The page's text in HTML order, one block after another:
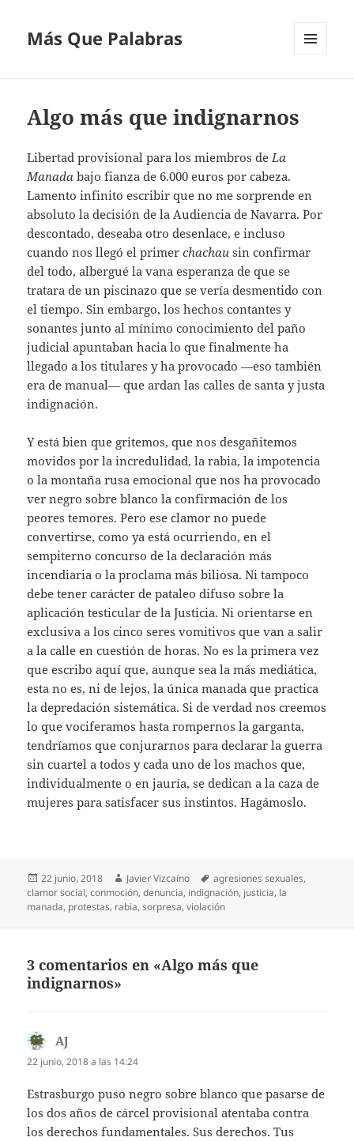
Más Que Palabras
Algo más que indignarnos
Libertad provisional para los miembros deLa
Manada bajo fianza de 6.000 euros por cabeza.
Lamento infinito escribir que no me sorprende en
absoluto la decisión de la Audiencia de Navarra. Por
descontado, deseaba otro desenlace, e incluso
cuando nos llegó el primerchachau sin confirmar
del todo, albergué la vana esperanza de que se
tratara de un piscinazo que se vería desmentido con
el tiempo. Sin embargo, los hechos contantes y
sonantes junto al mínimo conocimiento del paño
judicial apuntaban hacia lo que finalmente ha
llegado a los titulares y ha provocado —eso también
era de manual— que ardan las calles de santa y justa
indignación.
Y está bien que gritemos, que nos desgañitemos
movidos por la incredulidad, la rabia, la impotencia
o la montaña rusa emocional que nos ha provocado
ver negro sobre blanco la confirmación de los
peores temores. Pero ese clamor no puede
convertirse, como ya está ocurriendo, en el
sempiterno concurso de la declaración más
incendiaria o la proclama más biliosa. Ni tampoco
debe tener carácter de pataleo difuso sobre la
aplicación testicular de la Justicia. Ni orientarse en
exclusiva a los cinco seres vomitivos que van a salir
a la calle en cuestión de horas. No es la primera vez
que escribo aquí que, aunque sea la más mediática,
esta no es, ni de lejos, la única manada que practica
la depredación sistemática. Si de verdad nos creemos
lo que vociferamos hasta rompernos la garganta,
tendríamos que conjurarnos para declarar la guerra
sin cuartel a todos y cada uno de los machos que,
individualmente o en jauría, se dedican a la caza de
mujeres para satisfacer sus instintos. Hagámoslo.
Publicado
el
22 junio, 2018 Autor
Javier Vizcaíno Etiquetas
agresiones sexuales,
clamor social,conmoción,denuncia, indignación, justicia, la
manada, protestas, rabia,sorpresa,violación
3 comentarios en «Algo más que
indignarnos»
AJ
22 junio, 2018 a las 14:24
Estrasburgo puso negro sobre blanco que pasarse de
los dos años de cárcel provisional atentaba contra
los derechos fundamentales. Sus derechos. Tus